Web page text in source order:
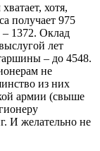
хотя,
получает 975
– 1372. Оклад
лет
– до 4548.
не
из них
армии (свыше
И желательно не